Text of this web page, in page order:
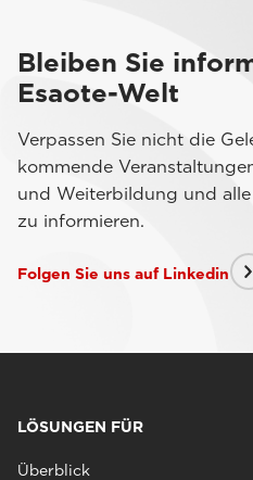
Bleiben Sie
Esaote-Welt
Verpassen Sie nicht die
kommende
und Weiterbildung und
zu informieren.
Folgen Sie uns auf Linkedin
LÖSUNGEN FÜR
Überblick